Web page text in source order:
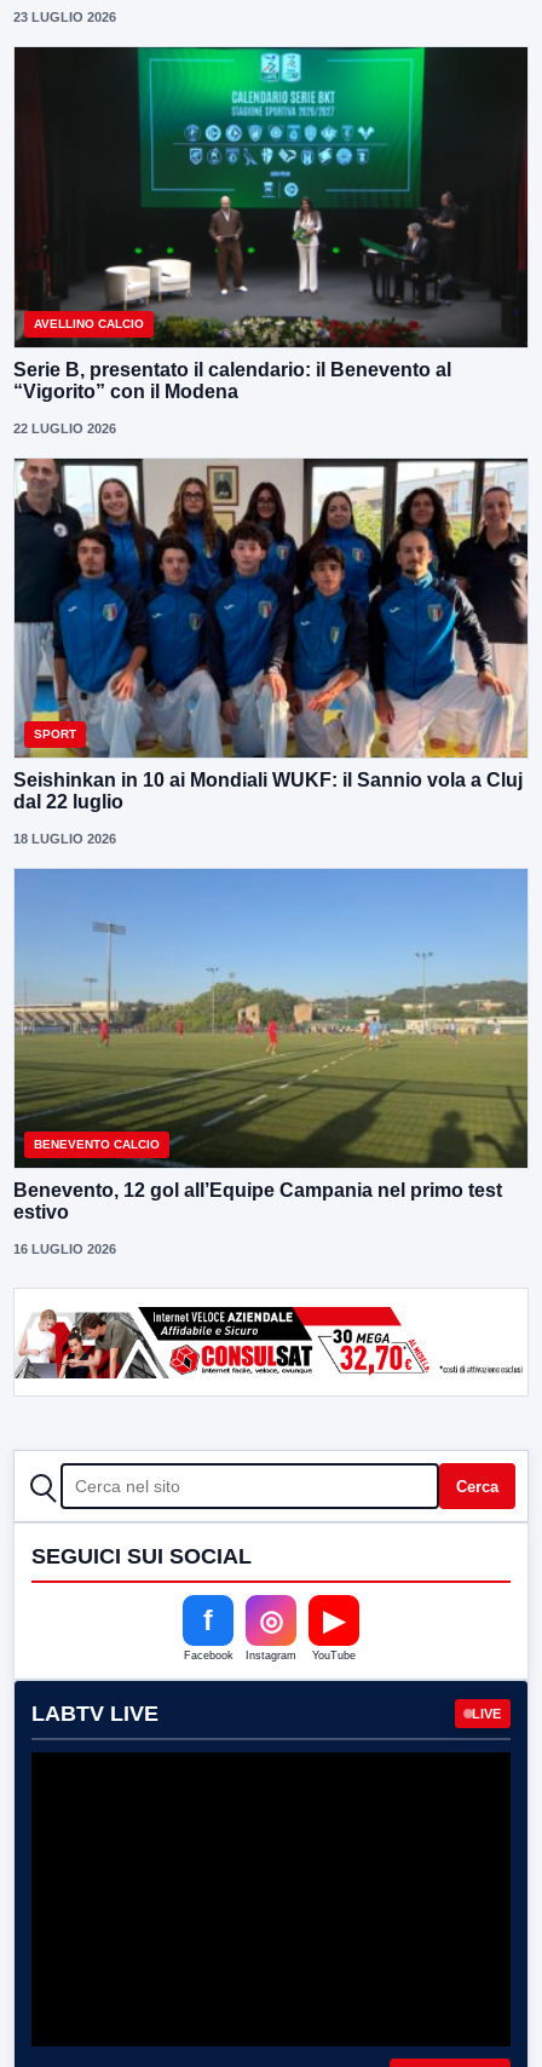
23 LUGLIO 2026
AVELLINO CALCIO
Serie B, presentato il calendario: il Benevento al
“Vigorito” con il Modena
22 LUGLIO 2026
SPORT
Seishinkan in 10 ai Mondiali WUKF: il Sannio vola a Cluj
dal 22 luglio
18 LUGLIO 2026
BENEVENTO CALCIO
Benevento, 12 gol all’Equipe Campania nel primo test
estivo
16 LUGLIO 2026
CERCA Cerca
SEGUICI SUI SOCIAL
f
Facebook
◎
Instagram
▶
YouTube
LABTV LIVE LIVE